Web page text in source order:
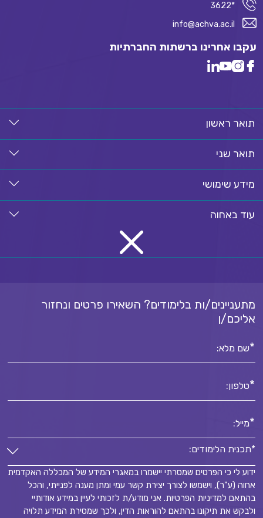
*3622
info@achva.ac.il
עקבו אחרינו ברשתות החברתיות
תואר ראשון
תואר שני
מידע שימושי
עוד באחוה
מתעניינים/ות בלימודים? השאירו פרטים ונחזור
אליכם/ן
שם מלא:*
טלפון:*
מייל:*
*תכנית הלימודים:
*
*תכנית הלימודים:
ידוע לי כי הפרטים שמסרתי יישמרו במאגרי המידע של המכללה האקדמית
אחוה (ע"ר), וישמשו לצורך יצירת קשר עמי ומתן מענה לפנייתי, והכל
בהתאם למדיניות הפרטיות. אני מודע/ת לזכותי לעיין במידע אודותיי
ולבקש את תיקונו בהתאם להוראות הדין, ולכך שמסירת המידע תלויה